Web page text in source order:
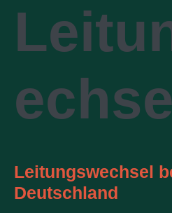
Leitungswechsel
Deutschland